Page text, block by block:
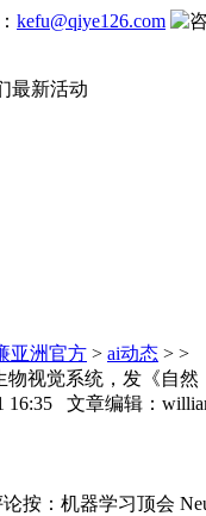
kefu@qiye126.com
最新活动
亚洲官方 > ai动态 > >
视觉系统，发《自然
16:35 文章编辑：
：机器学习顶会